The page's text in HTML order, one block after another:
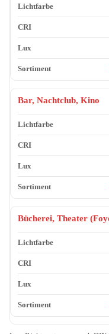
Bar, Nachtclub, Kino
Bücherei, Theater